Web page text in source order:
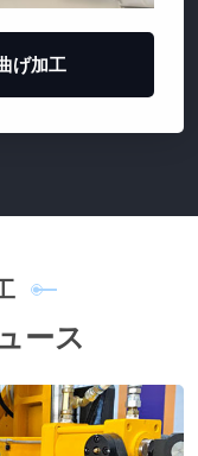
げ加工
ェスガイド
り曲げ
ュ ース